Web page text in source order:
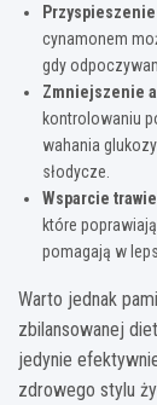
cynamonem
gdy
Zmniejszenie
kontrolowaniu
wahania
słodycze.
Wsparcie
które
pomagają w
Warto jednak
zbilansowanej
jedynie
zdrowego stylu